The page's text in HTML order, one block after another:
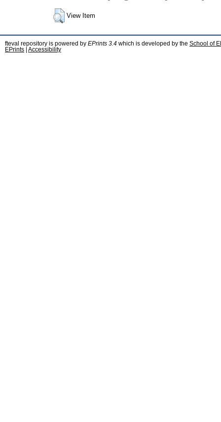
View Item
fteval repository is powered by EPrints 3.4 which is developed by the School of
EPrints
Accessibility